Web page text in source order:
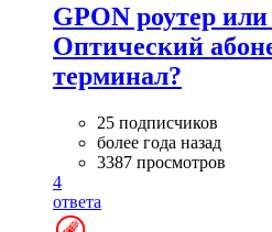
GPON роутер
Оптический
терминал?
25 подписчиков
более года назад
3387 просмотров
4
ответа